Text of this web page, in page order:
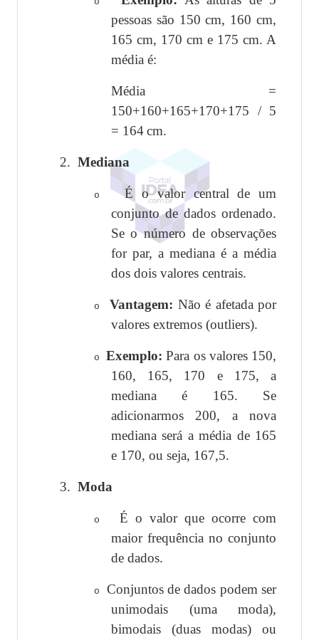
pessoas são 150 cm, 160 cm,
165 cm, 170 cm e 175 cm. A
média é:
Média =
150+160+165+170+175 / 5
= 164 cm.
2. Mediana
o
É o valor central de um
conjunto de dados ordenado.
Se o número de observações
for par, a mediana é a média
dos dois valores centrais.
o Vantagem: Não é afetada por
valores extremos (outliers).
o Exemplo: Para os valores 150,
160, 165, 170 e 175, a
mediana é 165. Se
adicionarmos 200, a nova
mediana será a média de 165
e 170, ou seja, 167,5.
3. Moda
o
É o valor que ocorre com
maior frequência no conjunto
de dados.
o
Conjuntos de dados podem ser
unimodais (uma moda),
bimodais (duas modas) ou